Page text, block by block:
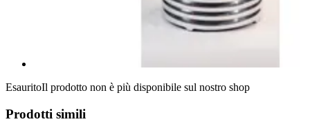
EsauritoIl prodotto non è più disponibile sul nostro shop
Prodotti simili